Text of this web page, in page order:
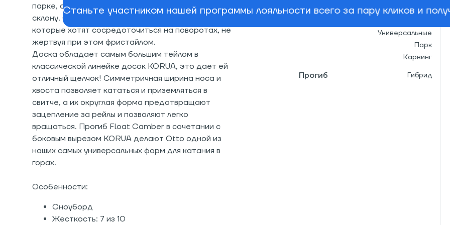
парке, а так же креативного круизинга по всему
склону. Она идеально подходит для райдеров,
которые хотят сосредоточиться на поворотах, не
жертвуя при этом фристайлом.
Доска обладает самым большим тейлом в
классической линейке досок KORUA, это дает ей
отличный щелчок! Симметричная ширина носа и
хвоста позволяет кататься и приземляться в
свитче, а их округлая форма предотвращают
зацепление за рейлы и позволяют легко
вращаться. Прогиб Float Camber в сочетании с
боковым вырезом KORUA делают Otto одной из
наших самых универсальных форм для катания в
горах.
Особенности:
Сноуборд
Жесткость: 7 из 10
Универсальные
Парк
Карвинг
Прогиб Гибрид
Станьте участником нашей программы лояльности всего за пару кликов и